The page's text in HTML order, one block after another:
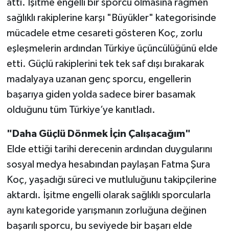
attı. İşitme engelli bir sporcu olmasına rağmen
sağlıklı rakiplerine karşı "Büyükler" kategorisinde
mücadele etme cesareti gösteren Koç, zorlu
eşleşmelerin ardından Türkiye üçüncülüğünü elde
etti. Güçlü rakiplerini tek tek saf dışı bırakarak
madalyaya uzanan genç sporcu, engellerin
başarıya giden yolda sadece birer basamak
olduğunu tüm Türkiye’ye kanıtladı.
"Daha Güçlü Dönmek İçin Çalışacağım"
Elde ettiği tarihi derecenin ardından duygularını
sosyal medya hesabından paylaşan Fatma Şura
Koç, yaşadığı süreci ve mutluluğunu takipçilerine
aktardı. İşitme engelli olarak sağlıklı sporcularla
aynı kategoride yarışmanın zorluğuna değinen
başarılı sporcu, bu seviyede bir başarı elde